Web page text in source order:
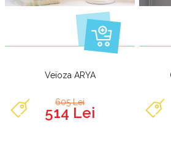
Veioza ARYA
605 Lei
514 Lei